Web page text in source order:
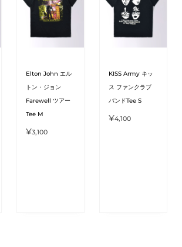
Elton John エル
トン・ジョン
Farewell ツアー
Tee M
¥3,100
KISS Army キッ
ス ファンクラブ
バンドTee S
¥4,100